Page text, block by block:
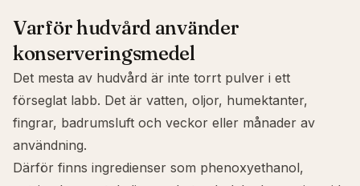
Varför hudvård använder
konserveringsmedel
Det mesta av hudvård är inte torrt pulver i ett
förseglat labb. Det är vatten, oljor, humektanter,
fingrar, badrumsluft och veckor eller månader av
användning.
Därför finns ingredienser som phenoxyethanol,